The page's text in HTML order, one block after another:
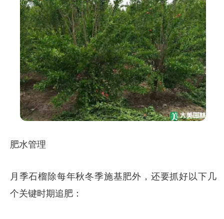
肥水管理
月季石榴除每年秋冬季施基肥外，还要抓好以下几
个关键时期追肥：